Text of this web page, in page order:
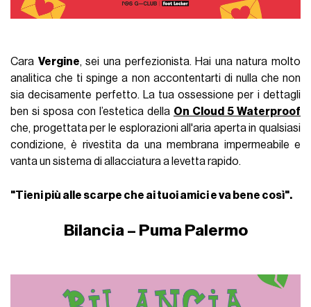
Cara Vergine, sei una perfezionista. Hai una natura molto
analitica che ti spinge a non accontentarti di nulla che non
sia decisamente perfetto. La tua ossessione per i dettagli
ben si sposa con l’estetica della On Cloud 5 Waterproof
che, progettata per le esplorazioni all'aria aperta in qualsiasi
condizione, è rivestita da una membrana impermeabile e
vanta un sistema di allacciatura a levetta rapido.
"Tieni più alle scarpe che ai tuoi amici e va bene così".
Bilancia – Puma Palermo